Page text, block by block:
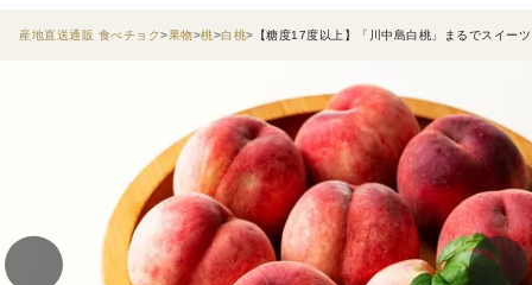
産地直送通販 食べチョク 果物 桃 白桃 【糖度17度以上】「川中島白桃」まるでスイー